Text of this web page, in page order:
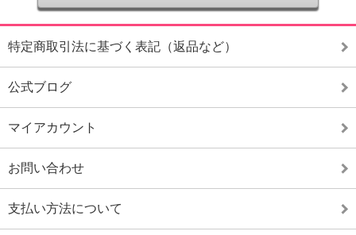
特定商取引法に基づく表記（返品など）
公式ブログ
マイアカウント
お問い合わせ
支払い方法について